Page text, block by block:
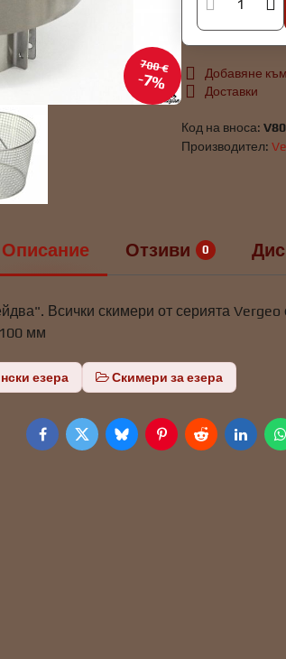
700 €
7% Добавяне
Доставки
Код на вноса:
Производител:
Описание Отзиви 0
Всички скимери от серията
мм
езера Скимери за езера
FacebookTwitterBlueskyPinterestReddit